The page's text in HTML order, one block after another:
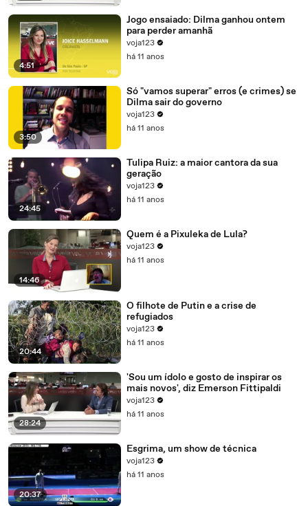
4:51
Jogo ensaiado: Dilma ganhou ontem
para perder amanhã
voja123
há 11 anos
3:50
Só "vamos superar" erros (e crimes) se
Dilma sair do governo
voja123
há 11 anos
24:45
Tulipa Ruiz: a maior cantora da sua
geração
voja123
há 11 anos
14:46
Quem é a Pixuleka de Lula?
voja123
há 11 anos
20:44
O filhote de Putin e a crise de
refugiados
voja123
há 11 anos
28:24
'Sou um ídolo e gosto de inspirar os
mais novos', diz Emerson Fittipaldi
voja123
há 11 anos
20:37
Esgrima, um show de técnica
voja123
há 11 anos